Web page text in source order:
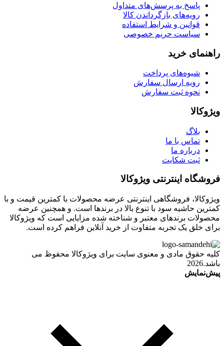
پاسخ به پرسش‌های متداول
رویه‌های بازگرداندن کالا
قوانین و شرایط استفاده
سیاست حریم خصوصی
راهنمای خرید
شیوه‌های پرداخت
رویه ارسال سفارش
نحوه ثبت سفارش
ویژوکالا
بلاگ
تماس با ما
درباره ما
ثبت شکایت
فروشگاه اینترنتی ویژوکالا
ویژوکالا، فروشگاهی اینترنتی عرضه محصولات با کمترین قیمت و با
کمترین حاشیه سود با تنوع بالا در برندها است. و همچنین عرضه
محصولات برندهای معتبر و شناخته شده مزایایی است که ویژوکالا
برای خلق یک تجربه متفاوت از خرید آنلاین فراهم کرده است.
کلیه حقوق مادی و معنوی سایت برای ویژوکالا محفوظ می
باشد.2026
پیش‌نمایش